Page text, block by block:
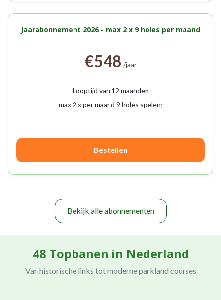
Jaarabonnement 2026 - max 2 x 9 holes per maand
€548 /jaar
Looptijd van 12 maanden
max 2 x per maand 9 holes spelen;
Bestellen
Bekijk alle abonnementen
48 Topbanen in Nederland
Van historische links tot moderne parkland courses